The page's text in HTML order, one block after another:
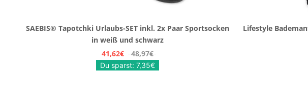
SAEBIS® Tapotchki Urlaubs-SET inkl. 2x Paar Sportsocken
in weiß und schwarz
41,62€
48,97€
Du sparst: 7,35€
Lifestyle